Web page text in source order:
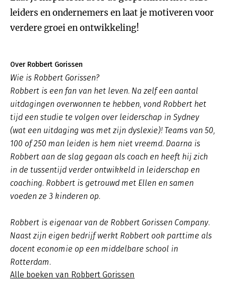
leiders en ondernemers en laat je motiveren voor
verdere groei en ontwikkeling!
Over Robbert Gorissen
Wie is Robbert Gorissen?
Robbert is een fan van het leven. Na zelf een aantal
uitdagingen overwonnen te hebben, vond Robbert het
tijd een studie te volgen over leiderschap in Sydney
(wat een uitdaging was met zijn dyslexie)! Teams van 50,
100 of 250 man leiden is hem niet vreemd. Daarna is
Robbert aan de slag gegaan als coach en heeft hij zich
in de tussentijd verder ontwikkeld in leiderschap en
coaching. Robbert is getrouwd met Ellen en samen
voeden ze 3 kinderen op.
Robbert is eigenaar van de Robbert Gorissen Company.
Naast zijn eigen bedrijf werkt Robbert ook parttime als
docent economie op een middelbare school in
Rotterdam.
Alle boeken van Robbert Gorissen